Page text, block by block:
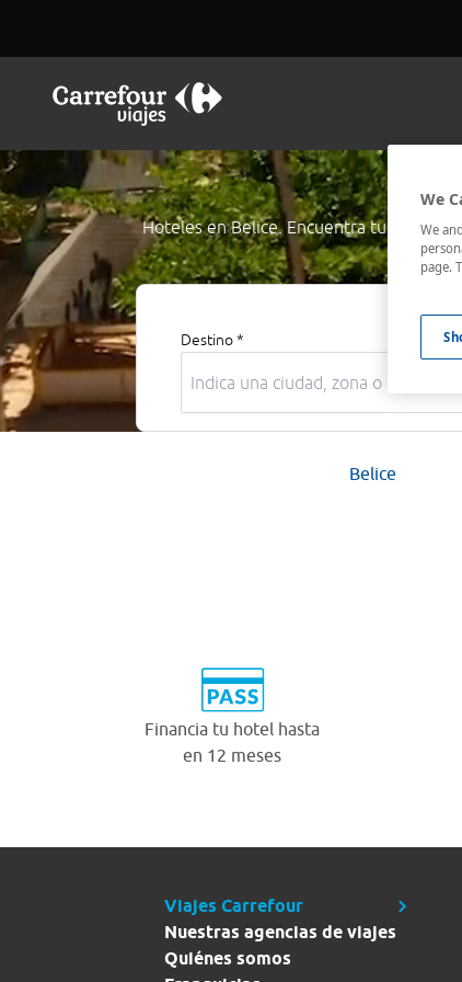
Hoteles en Belice. Encuentra tu hotel
Destino *
Belice
Financia tu hotel hasta
en 12 meses
Viajes Carrefour
Nuestras agencias de viajes
Quiénes somos
We
We
page.